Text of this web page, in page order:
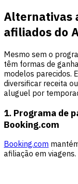
Alternativas
afiliados do
Mesmo sem o
têm formas de
modelos parecidos.
diversificar receita
aluguel por
1. Programa de
Booking.com
Booking.com
afiliação em viagens.